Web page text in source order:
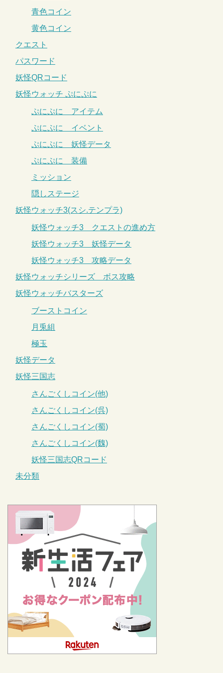
青色コイン
黄色コイン
クエスト
パスワード
妖怪QRコード
妖怪ウォッチ ぷにぷに
ぷにぷに アイテム
ぷにぷに イベント
ぷにぷに 妖怪データ
ぷにぷに 装備
ミッション
隠しステージ
妖怪ウォッチ3(スシ.テンプラ)
妖怪ウォッチ3 クエストの進め方
妖怪ウォッチ3 妖怪データ
妖怪ウォッチ3 攻略データ
妖怪ウォッチシリーズ ボス攻略
妖怪ウォッチバスターズ
ブーストコイン
月兎組
極玉
妖怪データ
妖怪三国志
さんごくしコイン(他)
さんごくしコイン(呉)
さんごくしコイン(蜀)
さんごくしコイン(魏)
妖怪三国志QRコード
未分類